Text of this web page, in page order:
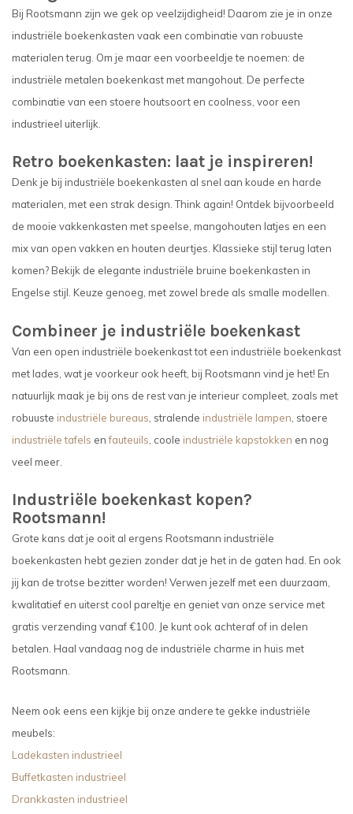
Bij Rootsmann zijn we gek op veelzijdigheid! Daarom zie je in onze
industriële boekenkasten vaak een combinatie van robuuste
materialen terug. Om je maar een voorbeeldje te noemen: de
industriële metalen boekenkast met mangohout. De perfecte
combinatie van een stoere houtsoort en coolness, voor een
industrieel uiterlijk.
Retro boekenkasten: laat je inspireren!
Denk je bij industriële boekenkasten al snel aan koude en harde
materialen, met een strak design. Think again! Ontdek bijvoorbeeld
de mooie vakkenkasten met speelse, mangohouten latjes en een
mix van open vakken en houten deurtjes. Klassieke stijl terug laten
komen? Bekijk de elegante industriële bruine boekenkasten in
Engelse stijl. Keuze genoeg, met zowel brede als smalle modellen.
Combineer je industriële boekenkast
Van een open industriële boekenkast tot een industriële boekenkast
met lades, wat je voorkeur ook heeft, bij Rootsmann vind je het! En
natuurlijk maak je bij ons de rest van je interieur compleet, zoals met
robuuste industriële bureaus , stralende industriële lampen , stoere
industriële tafels enfauteuils , coole industriële kapstokken en nog
veel meer.
Industriële boekenkast kopen?
Rootsmann!
Grote kans dat je ooit al ergens Rootsmann industriële
boekenkasten hebt gezien zonder dat je het in de gaten had. En ook
jij kan de trotse bezitter worden! Verwen jezelf met een duurzaam,
kwalitatief en uiterst cool pareltje en geniet van onze service met
gratis verzending vanaf €100. Je kunt ook achteraf of in delen
betalen. Haal vandaag nog de industriële charme in huis met
Rootsmann.
Neem ook eens een kijkje bij onze andere te gekke industriële
meubels:
Ladekasten industrieel
Buffetkasten industrieel
Drankkasten industrieel